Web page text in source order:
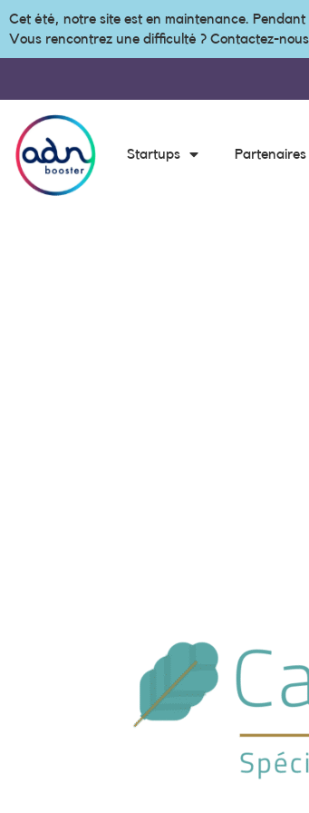
Cet été, notre site est en maintenance.
Vous rencontrez une difficulté ? Contactez-
Startups Partenaires